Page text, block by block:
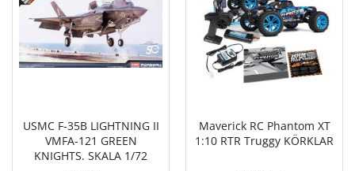
USMC F-35B LIGHTNING II
VMFA-121 GREEN
KNIGHTS. SKALA 1/72
Maverick RC Phantom XT
1:10 RTR Truggy KÖRKLAR